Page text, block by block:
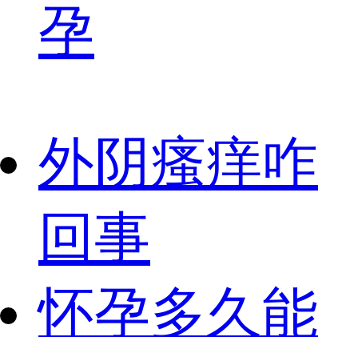
孕
外阴瘙痒咋
回事
怀孕多久能